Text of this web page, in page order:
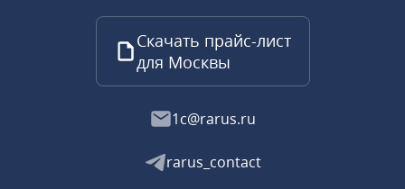
Скачать прайс-лист
для Москвы
1c@rarus.ru
rarus_contact